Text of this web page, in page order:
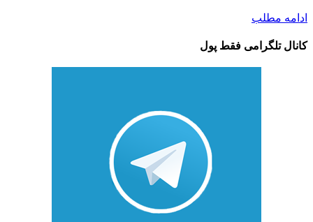
ادامه مطلب
کانال تلگرامی فقط پول